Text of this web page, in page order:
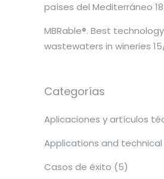
países del Mediterráneo
MBRable®. Best
wastewaters in wineries
Categorías
Aplicaciones y artículos
Applications and
Casos de éxito (5)